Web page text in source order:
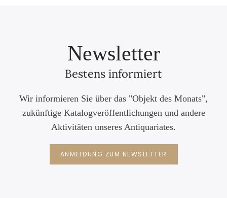
Newsletter
Bestens informiert
Wir informieren Sie über das "Objekt des Monats",
zukünftige Katalogveröffentlichungen und andere
Aktivitäten unseres Antiquariates.
ANMELDUNG ZUM NEWSLETTER